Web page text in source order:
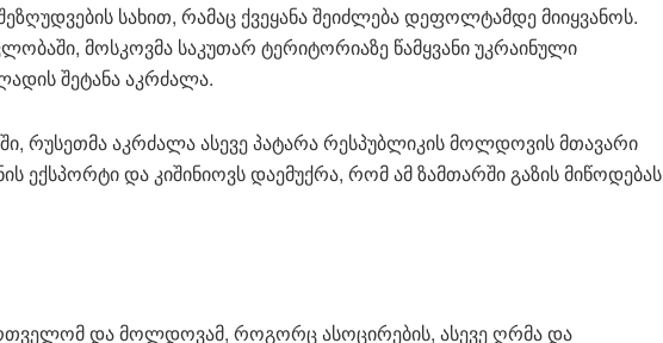
სახით, რამაც ქვეყანა შეიძლება დეფოლტამდე მიიყვანოს.
მოსკოვმა საკუთარ ტერიტორიაზე წამყვანი უკრაინული
შეტანა აკრძალა.
რუსეთმა აკრძალა ასევე პატარა რესპუბლიკის მოლდოვის მთავარი
ექსპორტი და კიშინიოვს დაემუქრა, რომ ამ ზამთარში გაზის მიწოდებას
და მოლდოვამ, როგორც ასოცირების, ასევე ღრმა და